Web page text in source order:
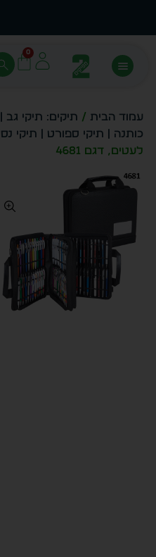
0
עמוד הבית / תיקים: תיקי גב
כותנה | תיקי ספורט | תיקי
לעטים, דגם 4681